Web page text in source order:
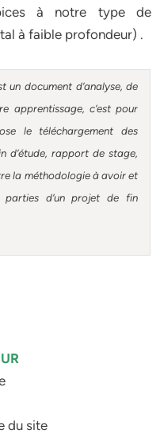
à notre type de
à faible profondeur) .
document d’analyse, de
apprentissage, c’est pour
le téléchargement des
d’étude, rapport de stage,
la méthodologie à avoir et
parties d’un projet de fin
du site